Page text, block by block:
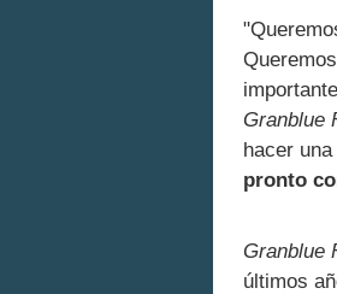
Granblue
hacer
pronto
Granblue
últimos